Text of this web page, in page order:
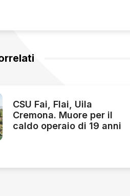
CSU Fai, Flai, Uila
Cremona. Muore per il
caldo operaio di 19 anni